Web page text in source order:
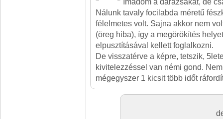
Imádom a darazsakat, de
Nálunk tavaly focilabda méretű
félelmetes volt. Sajna akkor nem
(öreg hiba), így a megörökítés
elpusztításával kellett foglalkozni.
De visszatérve a képre, tetszik,
kivitelezzéssel van némi gond.
mégegyszer 1 kicsit több időt